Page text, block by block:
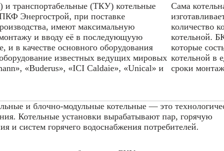
транспортабельные (ТКУ) котельные
Энергострой, при поставке
имеют максимальную
и вводу её в последующуую
и в качестве основного оборудования
известных ведущих мировых
«Buderus», «IСI Caldaie», «Unical» и
Сама
количество
котельной.
которые
котельной в
сроки
и блочно-модульные котельные — это
Котельные установки вырабатывают пар, горячую
и систем горячего водоснабжения потребителей.